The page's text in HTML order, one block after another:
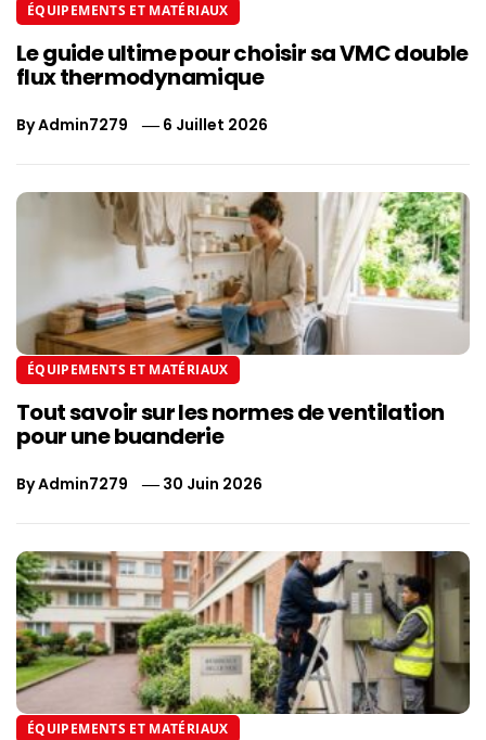
ÉQUIPEMENTS ET MATÉRIAUX
Le guide ultime pour choisir sa VMC double
flux thermodynamique
ByAdmin7279 6 Juillet 2026
ÉQUIPEMENTS ET MATÉRIAUX
Tout savoir sur les normes de ventilation
pour une buanderie
ByAdmin7279 30 Juin 2026
ÉQUIPEMENTS ET MATÉRIAUX